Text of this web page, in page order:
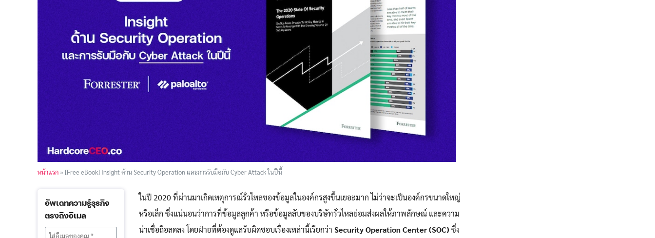
หน้าแรก » [Free eBook] Insight ด้าน Security Operation และการรับมือกับ Cyber Attack ในปีนี้
อัพเดทความรู้ธุรกิจ
ตรงถึงอีเมล
ในปี 2020 ที่ผ่านมาเกิดเหตุการณ์รั่วไหลของข้อมูลในองค์กรสูงขึ้นเยอะมาก ไม่ว่าจะเป็นองค์กรขนาดใหญ่
หรือเล็ก ซึ่งแน่นอนว่าการที่ข้อมูลลูกค้า หรือข้อมูลลับของบริษัทรั่วไหลย่อมส่งผลให้ภาพลักษณ์ และความ
น่าเชื่อถือลดลง โดยฝ่ายที่ต้องดูแลรับผิดชอบเรื่องเหล่านี้เรียกว่า Security Operation Center (SOC) ซึ่ง